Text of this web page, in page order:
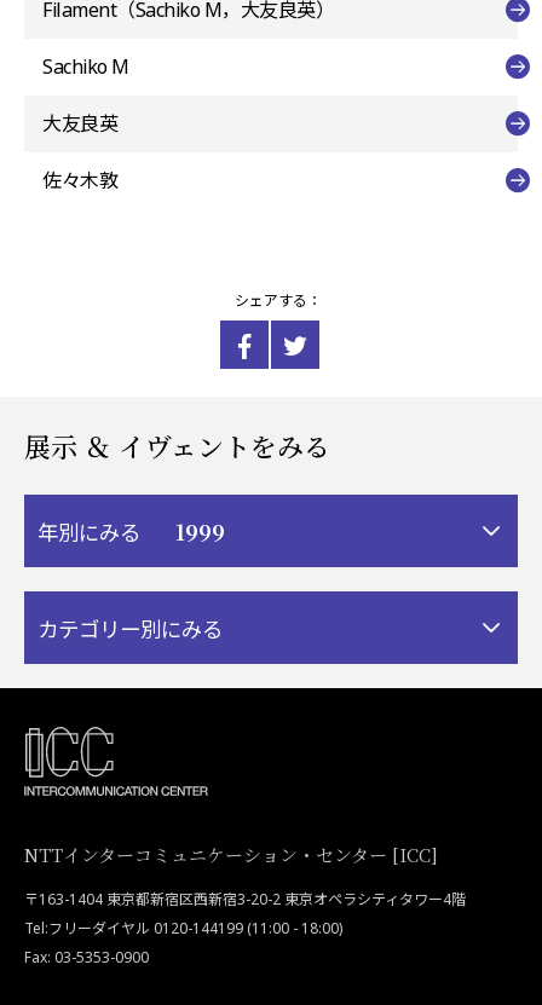
Filament（Sachiko M，大友良英）
Sachiko M
大友良英
佐々木敦
シェアする：
展示 ＆ イヴェントをみる
年別にみる 1999
カテゴリー別にみる
NTTインターコミュニケーション・センター [ICC]
〒163-1404 東京都新宿区西新宿3-20-2 東京オペラシティタワー4階
Tel:フリーダイヤル 0120-144199 (11:00 - 18:00)
Fax: 03-5353-0900